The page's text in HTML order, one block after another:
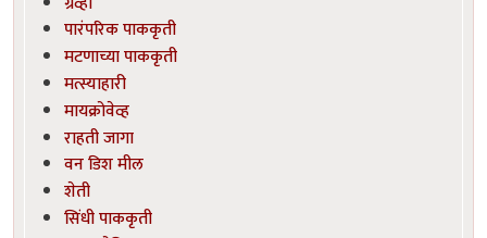
पारंपरिक पाककृती
मटणाच्या पाककृती
मत्स्याहारी
मायक्रोवेव्ह
राहती जागा
वन डिश मील
शेती
सिंधी पाककृती